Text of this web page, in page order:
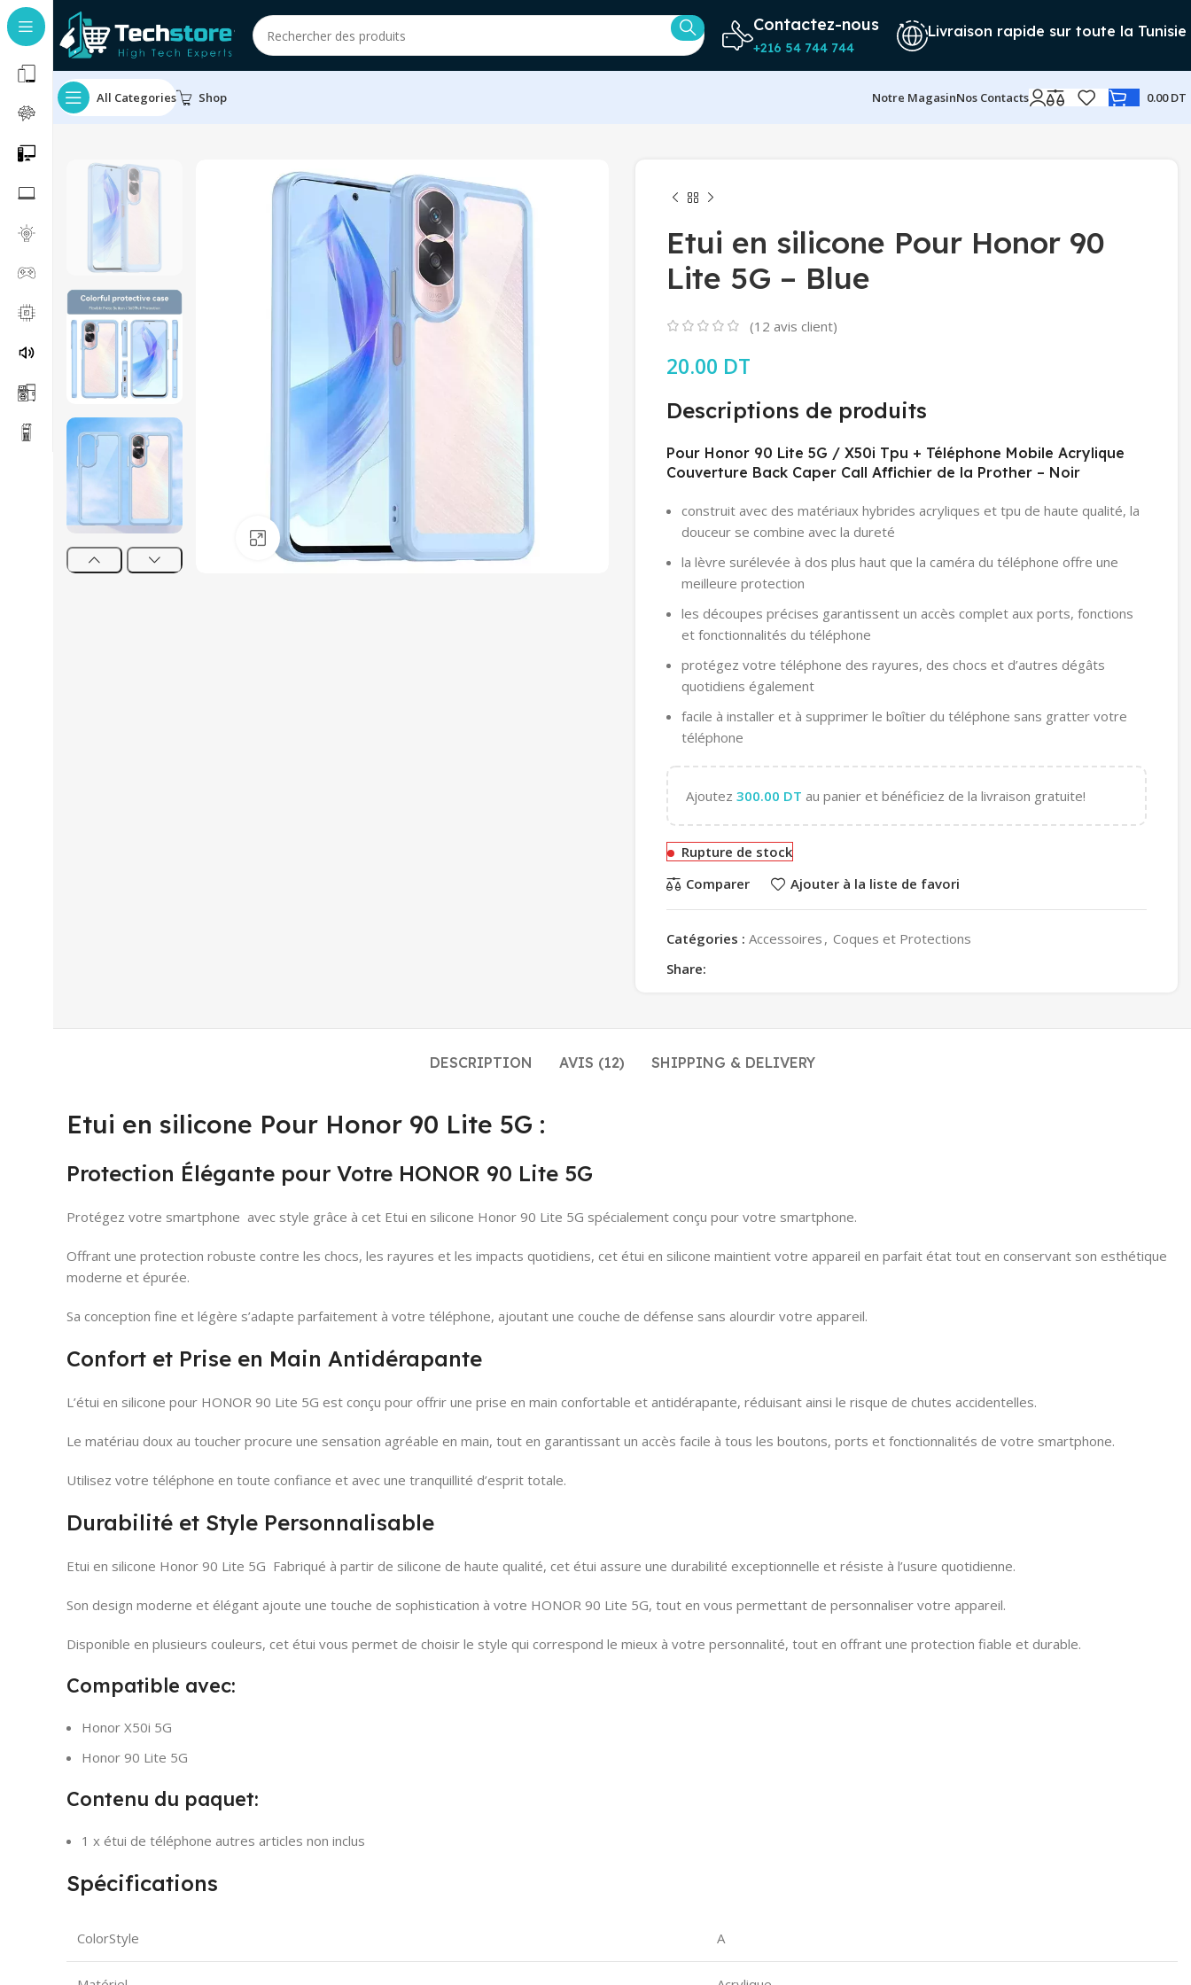
Contactez-nous
+216 54 744 744
Livraison rapide sur toute la Tunisie
All Categories Shop Notre MagasinNos Contacts 0.00DT
Click to enlarge
Etui en silicone Pour Honor 90
Lite 5G – Blue
(12 avis client)
20.00 DT
Descriptions de produits
Pour Honor 90 Lite 5G / X50i Tpu + Téléphone Mobile Acrylique
Couverture Back Caper Call Affichier de la Prother – Noir
construit avec des matériaux hybrides acryliques et tpu de haute qualité, la
douceur se combine avec la dureté
la lèvre surélevée à dos plus haut que la caméra du téléphone offre une
meilleure protection
les découpes précises garantissent un accès complet aux ports, fonctions
et fonctionnalités du téléphone
protégez votre téléphone des rayures, des chocs et d’autres dégâts
quotidiens également
facile à installer et à supprimer le boîtier du téléphone sans gratter votre
téléphone
Ajoutez 300.00 DT au panier et bénéficiez de la livraison gratuite!
Rupture de stock
Comparer
Ajouter à la liste de favori
Catégories : Accessoires , Coques et Protections
Share:
DESCRIPTION AVIS (12) SHIPPING & DELIVERY
Etui en silicone Pour Honor 90 Lite 5G :
Protection Élégante pour Votre HONOR 90 Lite 5G
Protégez votre smartphone avec style grâce à cet Etui en silicone Honor 90 Lite 5G spécialement conçu pour votre smartphone.
Offrant une protection robuste contre les chocs, les rayures et les impacts quotidiens, cet étui en silicone maintient votre appareil en parfait état tout en conservant son esthétique
moderne et épurée.
Sa conception fine et légère s’adapte parfaitement à votre téléphone, ajoutant une couche de défense sans alourdir votre appareil.
Confort et Prise en Main Antidérapante
L’étui en silicone pour HONOR 90 Lite 5G est conçu pour offrir une prise en main confortable et antidérapante, réduisant ainsi le risque de chutes accidentelles.
Le matériau doux au toucher procure une sensation agréable en main, tout en garantissant un accès facile à tous les boutons, ports et fonctionnalités de votre smartphone.
Utilisez votre téléphone en toute confiance et avec une tranquillité d’esprit totale.
Durabilité et Style Personnalisable
Etui en silicone Honor 90 Lite 5G Fabriqué à partir de silicone de haute qualité, cet étui assure une durabilité exceptionnelle et résiste à l’usure quotidienne.
Son design moderne et élégant ajoute une touche de sophistication à votre HONOR 90 Lite 5G, tout en vous permettant de personnaliser votre appareil.
Disponible en plusieurs couleurs, cet étui vous permet de choisir le style qui correspond le mieux à votre personnalité, tout en offrant une protection fiable et durable.
Compatible avec:
Honor X50i 5G
Honor 90 Lite 5G
Contenu du paquet:
1 x étui de téléphone autres articles non inclus
Spécifications
ColorStyle A